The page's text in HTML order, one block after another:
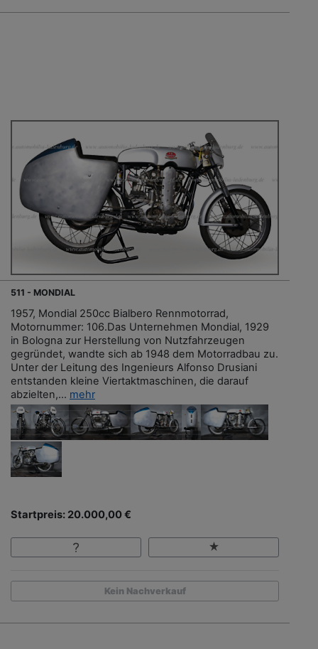
511 - MONDIAL
1957, Mondial 250cc Bialbero Rennmotorrad,
Motornummer: 106.Das Unternehmen Mondial, 1929
in Bologna zur Herstellung von Nutzfahrzeugen
gegründet, wandte sich ab 1948 dem Motorradbau zu.
Unter der Leitung des Ingenieurs Alfonso Drusiani
entstanden kleine Viertaktmaschinen, die darauf
abzielten,... mehr
Startpreis: 20.000,00 €
Kein Nachverkauf